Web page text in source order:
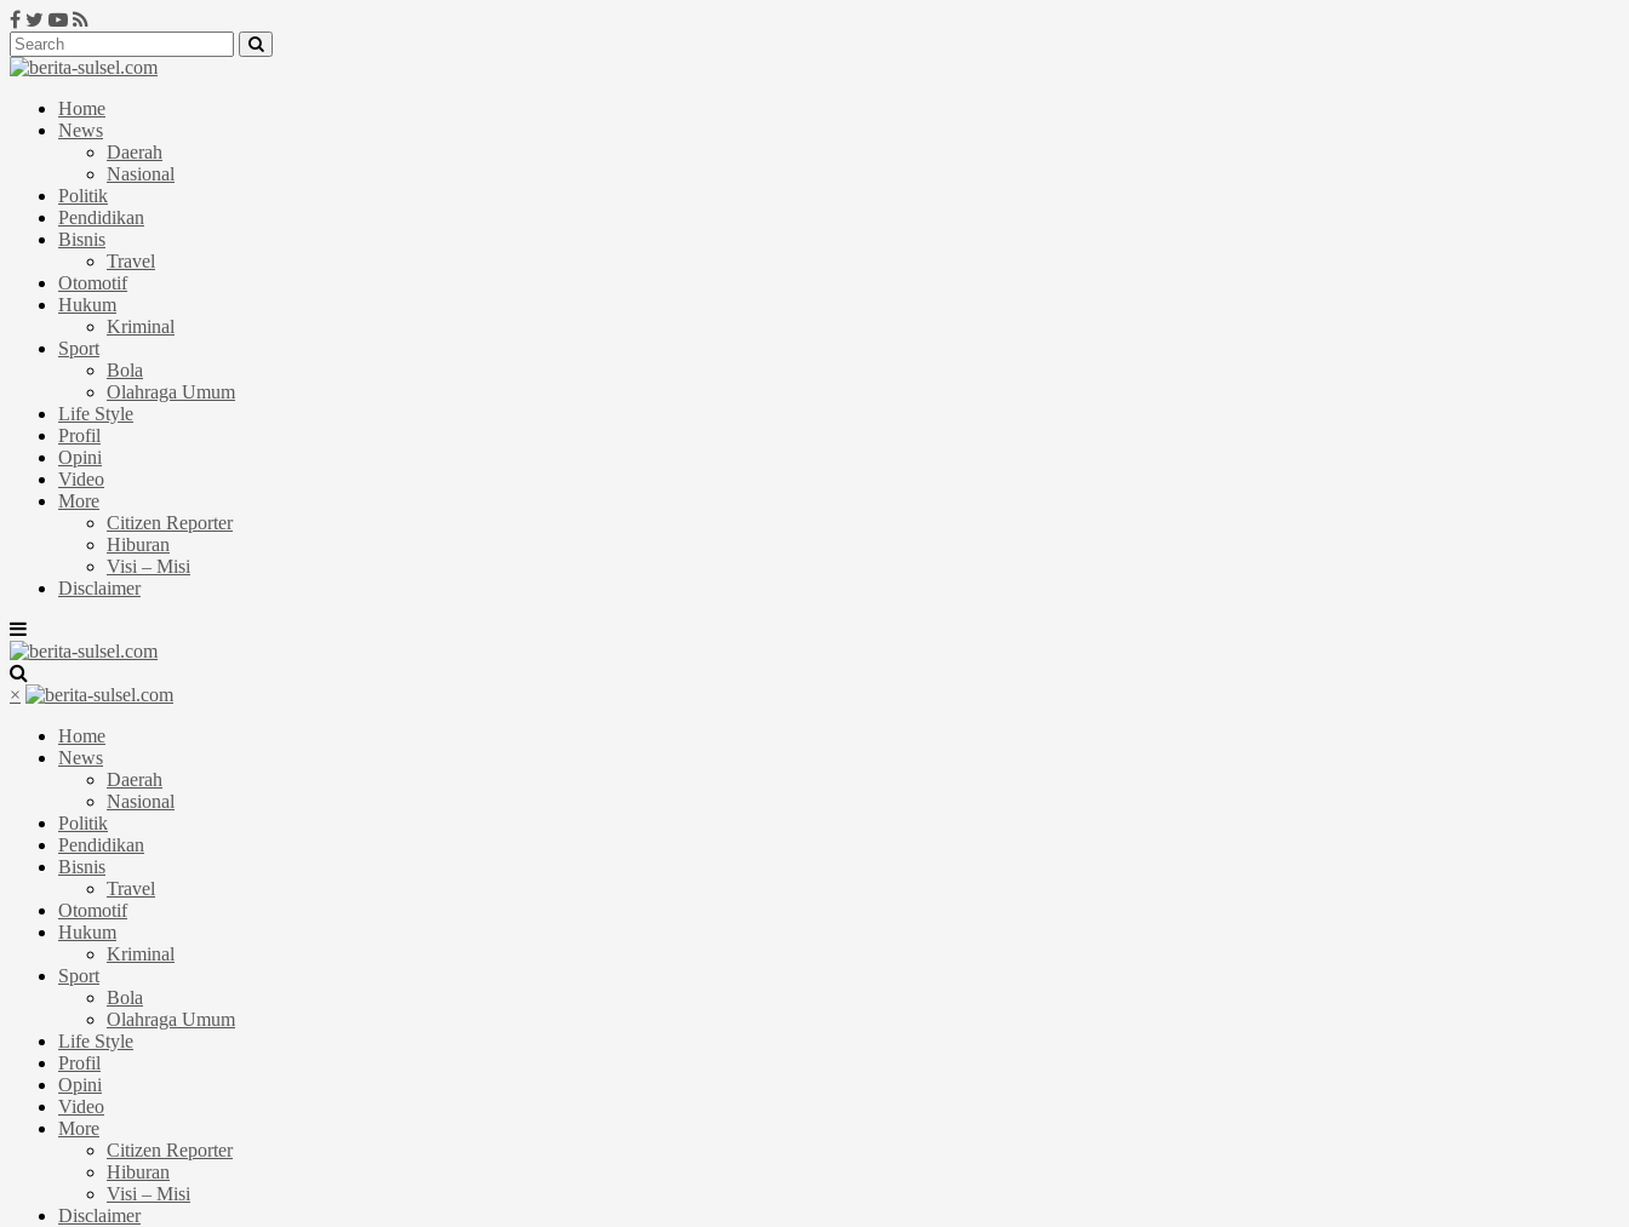
Home
News
Daerah
Nasional
Politik
Pendidikan
Bisnis
Travel
Otomotif
Hukum
Kriminal
Sport
Bola
Olahraga Umum
Life Style
Profil
Opini
Video
More
Citizen Reporter
Hiburan
Visi – Misi
Disclaimer
×
Home
News
Daerah
Nasional
Politik
Pendidikan
Bisnis
Travel
Otomotif
Hukum
Kriminal
Sport
Bola
Olahraga Umum
Life Style
Profil
Opini
Video
More
Citizen Reporter
Hiburan
Visi – Misi
Disclaimer